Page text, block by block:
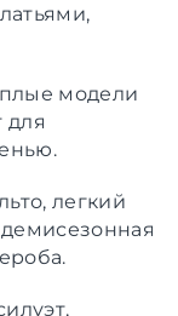
модели
для
легкий
демисезонная